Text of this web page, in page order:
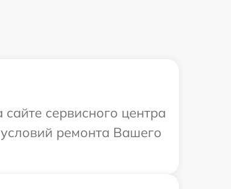
сервисного центра
ремонта Вашего